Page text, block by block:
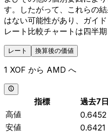
す。したがって、これらの
はない可能性があり、ガイ
レート比較チャートは四半
レート 換算後の価値
1 XOF から AMD へ
指標 過去7
高値
0.6452
安値
0.6421